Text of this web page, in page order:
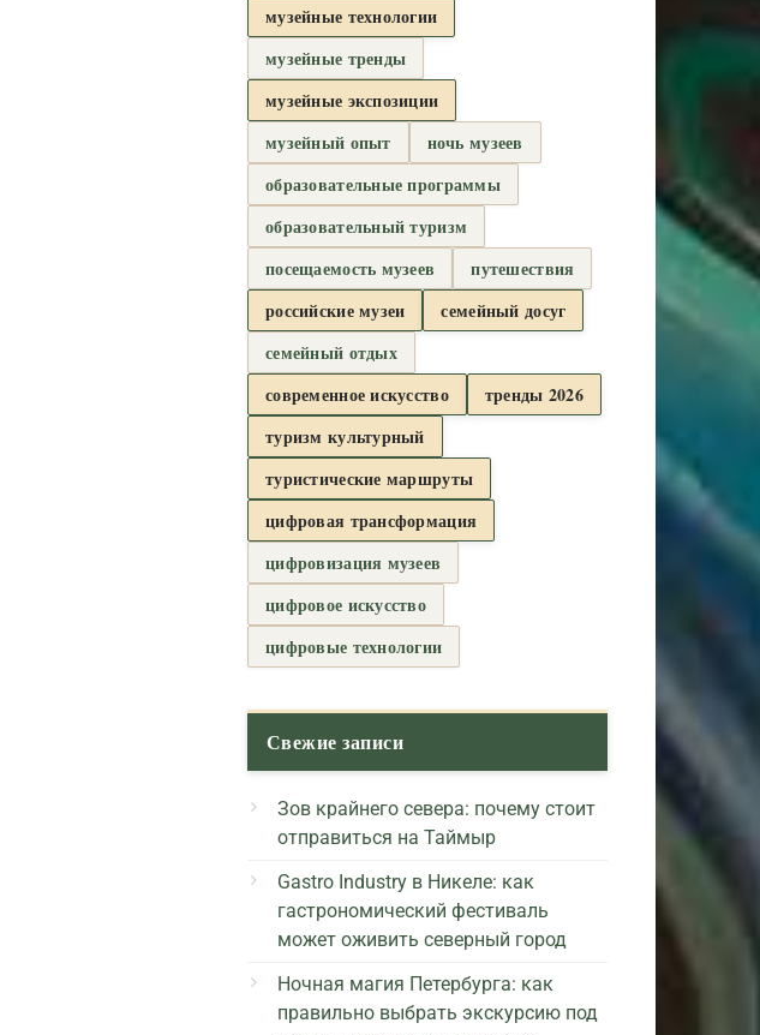
музейные технологии
музейные тренды
музейные экспозиции
музейный опыт
ночь музеев
образовательные программы
образовательный туризм
посещаемость музеев
путешествия
российские музеи
семейный досуг
семейный отдых
современное искусство
тренды 2026
туризм культурный
туристические маршруты
цифровая трансформация
цифровизация музеев
цифровое искусство
цифровые технологии
Свежие записи
Зов крайнего севера: почему стоит
отправиться на Таймыр
Gastro Industry в Никеле: как
гастрономический фестиваль
может оживить северный город
Ночная магия Петербурга: как
правильно выбрать экскурсию под